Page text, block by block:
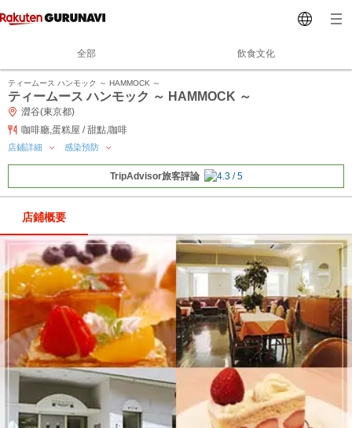
全部 飲食文化
ティームース ハンモック ～ HAMMOCK ～
ティームース ハンモック ～ HAMMOCK ～
澀谷(東京都)
咖啡廳,蛋糕屋 / 甜點,咖啡
店鋪詳細 感染預防
TripAdvisor旅客評論
店鋪概要